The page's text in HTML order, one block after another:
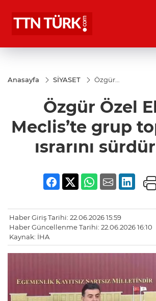
Anasayfa SİYASET
Özgür
Meclis’te
grup
toplantısı
sürdürüyor
Özgür Özel
Meclis’te grup
ısrarını
Haber Giriş Tarihi: 22.06.2026 15:59
Haber Güncellenme Tarihi: 22.06.2026 16:10
Kaynak: İHA